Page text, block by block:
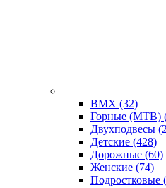
BMX (32)
Горные (MTB)
Двухподвесы
Детские (428)
Дорожные (60)
Женские (74)
Подростковые